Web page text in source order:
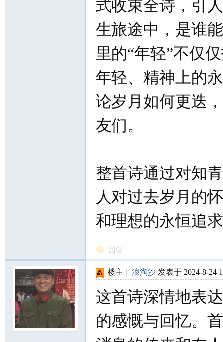
式收束全诗，引
生旅途中，是谁
里的“年轻”不仅
年轻、精神上的
论岁月如何更迭
友们。
整首诗通过对知
人对过去岁月的
和理想的永恒追
回复
楼主 | 浪淘沙 发表于 2024-8-24
这首诗深情地表
的感慨与回忆。